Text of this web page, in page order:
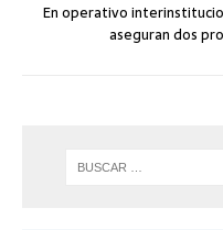
En operativo
aseguran dos